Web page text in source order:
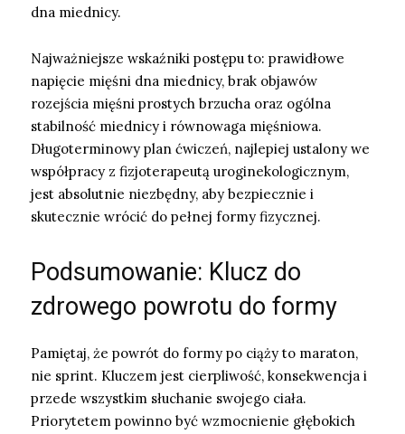
dna miednicy.
Najważniejsze wskaźniki postępu to: prawidłowe
napięcie mięśni dna miednicy, brak objawów
rozejścia mięśni prostych brzucha oraz ogólna
stabilność miednicy i równowaga mięśniowa.
Długoterminowy plan ćwiczeń, najlepiej ustalony we
współpracy z fizjoterapeutą uroginekologicznym,
jest absolutnie niezbędny, aby bezpiecznie i
skutecznie wrócić do pełnej formy fizycznej.
Podsumowanie: Klucz do
zdrowego powrotu do formy
Pamiętaj, że powrót do formy po ciąży to maraton,
nie sprint. Kluczem jest cierpliwość, konsekwencja i
przede wszystkim słuchanie swojego ciała.
Priorytetem powinno być wzmocnienie głębokich